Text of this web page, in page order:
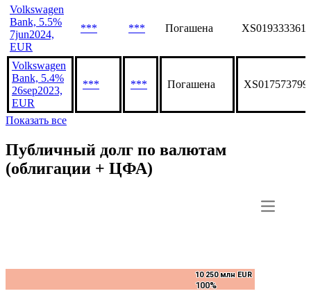
Volkswagen
Bank, 5.5%
7jun2024,
EUR
*** *** Погашена XS0193333613
Volkswagen
Bank, 5.4%
26sep2023,
EUR
*** *** Погашена
Показать все
Публичный долг по валютам
(облигации + ЦФА)
10 250 млн EUR
100%
10 250 млн EUR
100%